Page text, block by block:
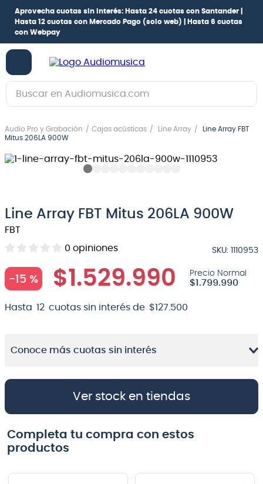
Aprovecha cuotas sin interés: Hasta 24 cuotas con Santander |
Hasta 12 cuotas con Mercado Pago (solo web) |
Hasta 6 cuotas
con Webpay
Buscar en Audiomusica.com
Audio Pro y Grabación Cajas acústicas Line Array
Line Array FBT
Mitus 206LA 900W
Line Array FBT Mitus 206LA 900W
FBT
0 opiniones SKU: 1110953
-15 % $1 .529.990 $1 .799.990
Hasta 12 cuotas sin interés de $127 500
Conoce más cuotas sin interés
Ver stock en tiendas
Completa tu compra con estos
productos
1.
guitarra electrica
2.
bajo
5.
amplificador
8.
bateria
micrófono